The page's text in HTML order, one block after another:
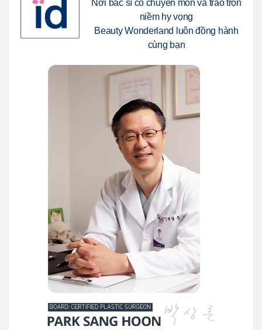
Giới thiệu bệnh viện
Phẫu thuật an toàn
Real Selfie Review
Nơi bác sĩ có chuyên môn và trao trọn
niềm hy vọng
Beauty Wonderland luôn đồng hành
cùng bạn